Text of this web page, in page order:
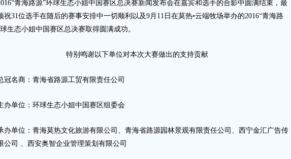
青海路源”环球生态小姐中国赛区总决赛新闻发布会在嘉宾和选手的合影中圆满结束，最
祝31位选手在随后的赛事安排中一切顺利以及9月11日在莫热•云端牧场举办的2016“青海路
生态小姐中国赛区总决赛取得圆满成功。
特别鸣谢以下单位对本次大赛做出的支持贡献
名商：青海省路源工贸有限责任公司
单位：环球生态小姐中国赛区组委会
位：青海莫热文化旅游有限公司、青海省路源园林景观有限责任公司、西宁金汇广告传
公司 、西安奥智企业管理策划有限公司